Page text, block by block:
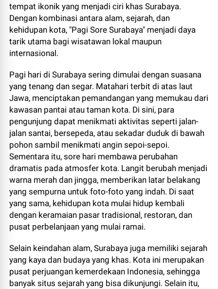
tempat ikonik yang menjadi ciri khas Surabaya.
Dengan kombinasi antara alam, sejarah, dan
kehidupan kota, "Pagi Sore Surabaya" menjadi daya
tarik utama bagi wisatawan lokal maupun
internasional.
Pagi hari di Surabaya sering dimulai dengan suasana
yang tenang dan segar. Matahari terbit di atas laut
Jawa, menciptakan pemandangan yang memukau dari
kawasan pantai atau taman kota. Di sini, para
pengunjung dapat menikmati aktivitas seperti jalan-
jalan santai, bersepeda, atau sekadar duduk di bawah
pohon sambil menikmati angin sepoi-sepoi.
Sementara itu, sore hari membawa perubahan
dramatis pada atmosfer kota. Langit berubah menjadi
warna merah dan jingga, memberikan latar belakang
yang sempurna untuk foto-foto yang indah. Di saat
yang sama, kehidupan kota mulai hidup kembali
dengan keramaian pasar tradisional, restoran, dan
pusat perbelanjaan yang mulai ramai.
Selain keindahan alam, Surabaya juga memiliki sejarah
yang kaya dan budaya yang khas. Kota ini merupakan
pusat perjuangan kemerdekaan Indonesia, sehingga
banyak situs sejarah yang bisa dikunjungi. Selain itu,